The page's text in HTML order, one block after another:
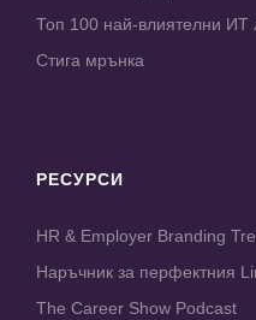
Топ 100 най-влиятелни ИТ
Стига мрънка
РЕСУРСИ
HR & Employer Branding
Наръчник за перфектния
The Career Show Podcast